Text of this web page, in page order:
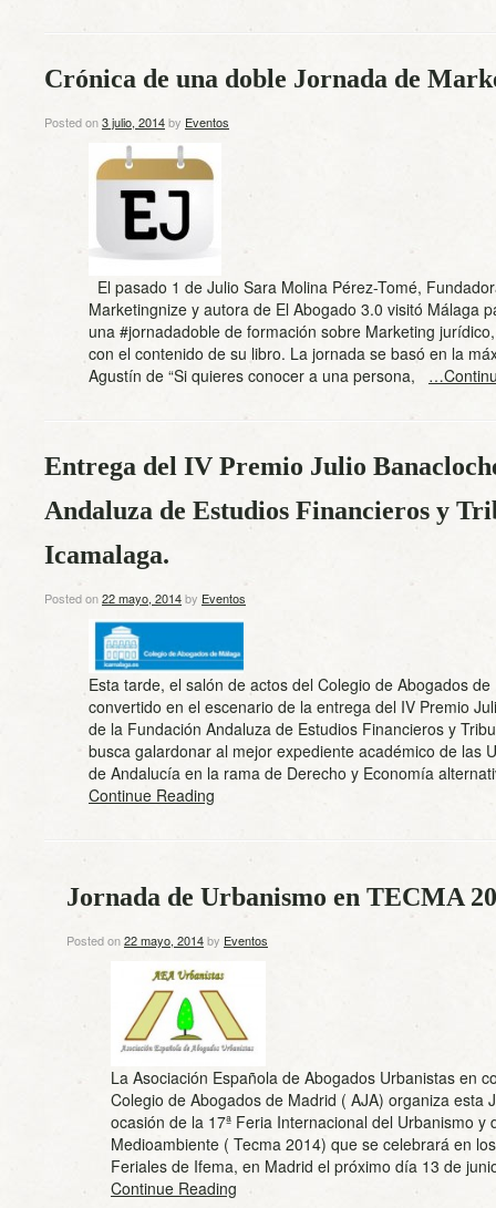
Crónica de una doble Jornada de
Posted on3 julio, 2014by Eventos
El pasado 1 de Julio Sara Molina Pérez-Tomé,
Marketingnize y autora de El Abogado 3.0 visitó Málaga
una #jornadadoble de formación sobre Marketing
con el contenido de su libro. La jornada se basó en la
Agustín de “Si quieres conocer a una persona,
Entrega del IV Premio Julio
Andaluza de Estudios Financieros y
Icamalaga.
Posted on22 mayo, 2014by Eventos
Esta tarde, el salón de actos del Colegio de Abogados
convertido en el escenario de la entrega del IV Premio
de la Fundación Andaluza de Estudios Financieros y
busca galardonar al mejor expediente académico de las
de Andalucía en la rama de Derecho y Economía
Continue Reading
Jornada de Urbanismo en TECMA
Posted on22 mayo, 2014by Eventos
La Asociación Española de Abogados Urbanistas en
Colegio de Abogados de Madrid ( AJA) organiza esta
ocasión de la 17ª Feria Internacional del Urbanismo y
Medioambiente ( Tecma 2014) que se celebrará en
Feriales de Ifema, en Madrid el próximo día 13 de
Continue Reading